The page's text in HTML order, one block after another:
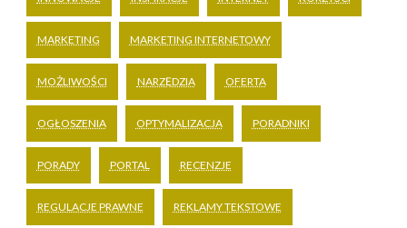
MARKETING MARKETING INTERNETOWY
MOŻLIWOŚCI NARZĘDZIA OFERTA
OGŁOSZENIA OPTYMALIZACJA PORADNIKI
PORADY PORTAL RECENZJE
REGULACJE PRAWNE REKLAMY TEKSTOWE